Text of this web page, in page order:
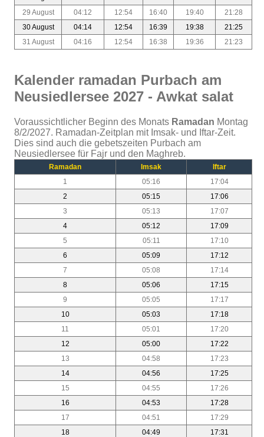
29 August
04:12 12:54 16:40 19:40
21:28
30 August
04:14 12:54 16:39 19:38
21:25
31 August
04:16 12:54 16:38 19:36 21:23
Kalender ramadan Purbach am
Neusiedlersee 2027 - Awkat salat
Voraussichtlicher Beginn des Monats Ramadan Montag
8/2/2027. Ramadan-Zeitplan mit Imsak- und Iftar-Zeit.
Dies sind auch die gebetszeiten Purbach am
Neusiedlersee für Fajr und den Maghreb.
Ramadan Imsak
Iftar
1
05:16
17:04
2
05:15
17:06
3
05:13
17:07
4
05:12
17:09
5
05:11
17:10
6
05:09
17:12
7
05:08
17:14
8
05:06
17:15
9
05:05
17:17
10
05:03
17:18
11
05:01
17:20
12
05:00
17:22
13
04:58
17:23
14
04:56
17:25
15
04:55
17:26
16
04:53
17:28
17
04:51
17:29
18
04:49
17:31